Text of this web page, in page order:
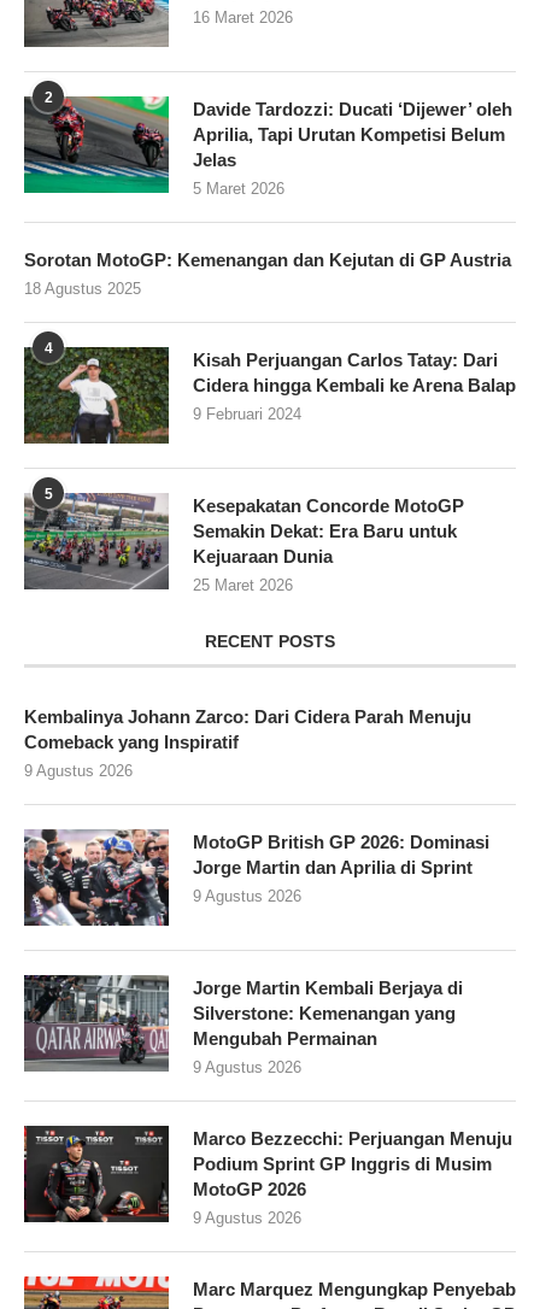
16 Maret 2026
2
Davide Tardozzi: Ducati ‘Dijewer’ oleh
Aprilia, Tapi Urutan Kompetisi Belum
Jelas
5 Maret 2026
Sorotan MotoGP: Kemenangan dan Kejutan di GP Austria
18 Agustus 2025
4
Kisah Perjuangan Carlos Tatay: Dari
Cidera hingga Kembali ke Arena Balap
9 Februari 2024
5
Kesepakatan Concorde MotoGP
Semakin Dekat: Era Baru untuk
Kejuaraan Dunia
25 Maret 2026
RECENT POSTS
Kembalinya Johann Zarco: Dari Cidera Parah Menuju
Comeback yang Inspiratif
9 Agustus 2026
MotoGP British GP 2026: Dominasi
Jorge Martin dan Aprilia di Sprint
9 Agustus 2026
Jorge Martin Kembali Berjaya di
Silverstone: Kemenangan yang
Mengubah Permainan
9 Agustus 2026
Marco Bezzecchi: Perjuangan Menuju
Podium Sprint GP Inggris di Musim
MotoGP 2026
9 Agustus 2026
Marc Marquez Mengungkap Penyebab